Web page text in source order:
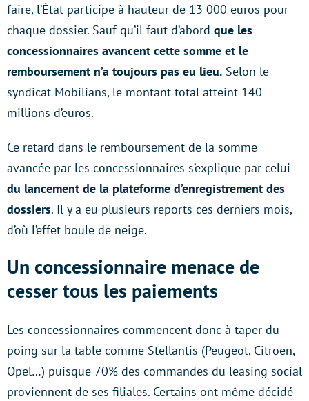
faire, l’État participe à hauteur de 13 000 euros pour
chaque dossier. Sauf qu’il faut d’abord que les
concessionnaires avancent cette somme et le
remboursement n’a toujours pas eu lieu. Selon le
syndicat Mobilians, le montant total atteint 140
millions d’euros.
Ce retard dans le remboursement de la somme
avancée par les concessionnaires s’explique par celui
du lancement de la plateforme d’enregistrement des
dossiers. Il y a eu plusieurs reports ces derniers mois,
d’où l’effet boule de neige.
Un concessionnaire menace de
cesser tous les paiements
Les concessionnaires commencent donc à taper du
poing sur la table comme Stellantis (Peugeot, Citroën,
Opel…) puisque 70% des commandes du leasing social
proviennent de ses filiales. Certains ont même décidé